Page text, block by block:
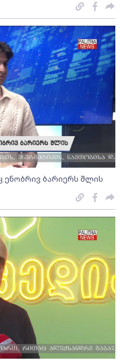
ენობრივ ბარიერს შლის